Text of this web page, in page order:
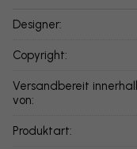
Designer:
Copyright:
Versandbereit innerhalb
von:
Produktart: